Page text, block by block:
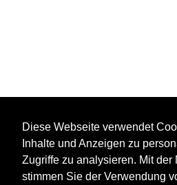
Diese Webseite verwendet
Inhalte und Anzeigen zu
Zugriffe zu analysieren. Mit der
stimmen Sie der Verwendung